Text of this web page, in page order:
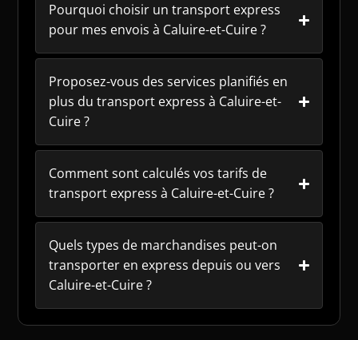
Pourquoi choisir un transport express
pour mes envois à Caluire-et-Cuire ?
Proposez-vous des services planifiés en
plus du transport express à Caluire-et-
Cuire ?
Comment sont calculés vos tarifs de
transport express à Caluire-et-Cuire ?
Quels types de marchandises peut-on
transporter en express depuis ou vers
Caluire-et-Cuire ?